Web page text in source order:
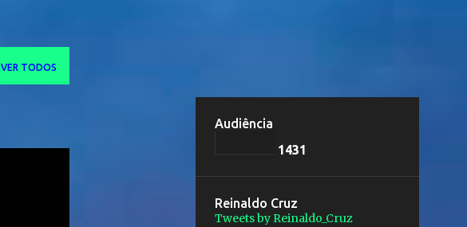
VER TODOS
Audiência
1431
Reinaldo Cruz
Tweets by Reinaldo_Cruz